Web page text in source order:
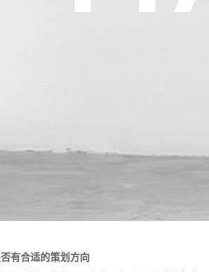
有合适的策划方向